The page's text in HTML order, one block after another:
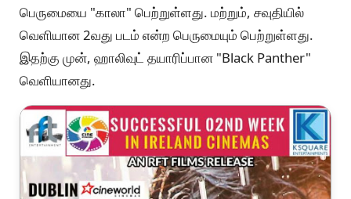
பெருமையை "காலா" பெற்றுள்ளது. மற்றும், சவுதியில்
வெளியான 2வது படம் என்ற பெருமையும் பெற்றுள்ளது.
இதற்கு முன், ஹாலிவுட் தயாரிப்பான "Black Panther"
வெளியானது.